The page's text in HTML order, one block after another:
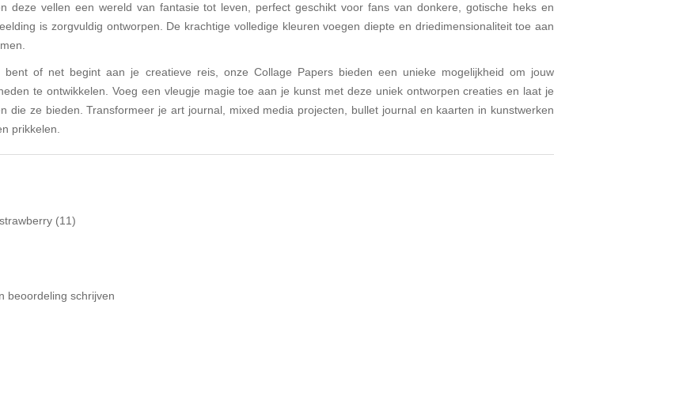
deze vellen een wereld van fantasie tot leven, perfect geschikt voor fans van donkere, gotische heks en
is zorgvuldig ontworpen. De krachtige volledige kleuren voegen diepte en driedimensionaliteit toe aan
of net begint aan je creatieve reis, onze Collage Papers bieden een unieke mogelijkheid om jouw
te ontwikkelen. Voeg een vleugje magie toe aan je kunst met deze uniek ontworpen creaties en laat je
die ze bieden. Transformeer je art journal, mixed media projecten, bullet journal en kaarten in kunstwerken
prikkelen.
strawberry (11)
beoordeling schrijven